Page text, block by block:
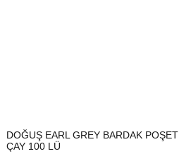
DOĞUŞ EARL GREY BARDAK POŞET
ÇAY 100 LÜ